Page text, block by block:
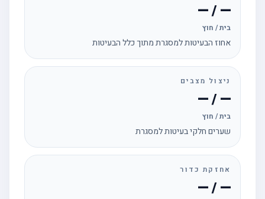
— / —
בית / חוץ
אחוז הבעיטות למסגרת מתוך כלל הבעיטות
ניצול מצבים
— / —
בית / חוץ
שערים חלקי בעיטות למסגרת
אחזקת כדור
— / —